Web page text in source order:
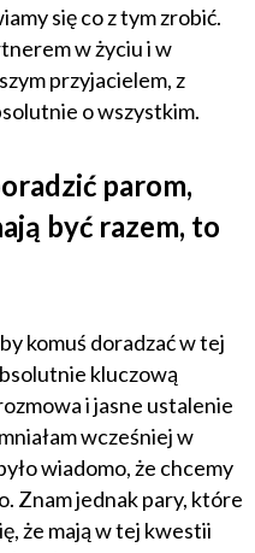
się co z tym zrobić.
w życiu i w
przyjacielem, z
o wszystkim.
parom,
być razem, to
komuś doradzać w tej
kluczową
i jasne ustalenie
wcześniej w
wiadomo, że chcemy
Znam jednak pary, które
że mają w tej kwestii